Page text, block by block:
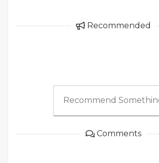
Recommended
Recommend
Comments